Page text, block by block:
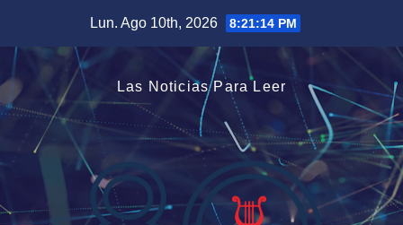
contenido
Lun. Ago 10th, 2026 8:21:15 PM
Las Noticias Para Leer